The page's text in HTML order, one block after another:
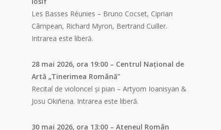
Les Basses Réunies – Bruno Cocset, Ciprian
Câmpean, Richard Myron, Bertrand Cuiller.
Intrarea este liberă.
28 mai 2026, ora 19:00 – Centrul Național de
Artă „Tinerimea Română”
Recital de violoncel și pian – Artyom Ioanisyan &
Josu Okiñena. Intrarea este liberă.
30 mai 2026, ora 13:00 – Ateneul Român